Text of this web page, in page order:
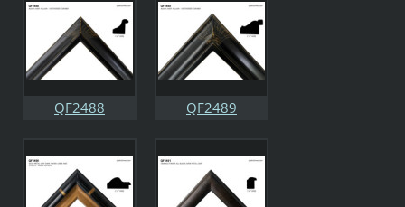
QF2488 QF2489